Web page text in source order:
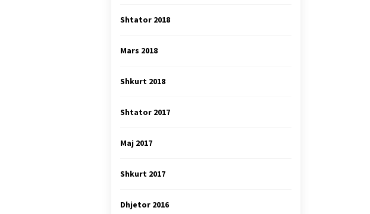
Shtator 2018
Mars 2018
Shkurt 2018
Shtator 2017
Maj 2017
Shkurt 2017
Dhjetor 2016